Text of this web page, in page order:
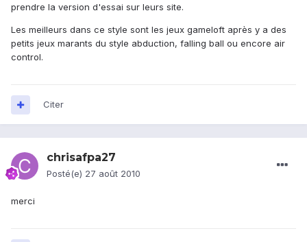
prendre la version d'essai sur leurs site.
Les meilleurs dans ce style sont les jeux gameloft après y a des
petits jeux marants du style abduction, falling ball ou encore air
control.
Citer
chrisafpa27
Posté(e) 27 août 2010
merci